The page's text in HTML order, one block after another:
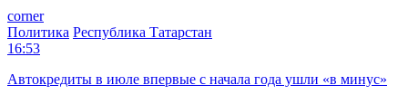
corner
Политика Республика Татарстан
16:53
Автокредиты в июле впервые с начала года ушли «в минус»